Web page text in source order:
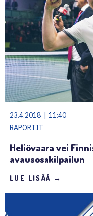
23.4.2018 | 11:40
RAPORTIT
Heliövaara vei
avausosakilpailun
LUE LISÄÄ →